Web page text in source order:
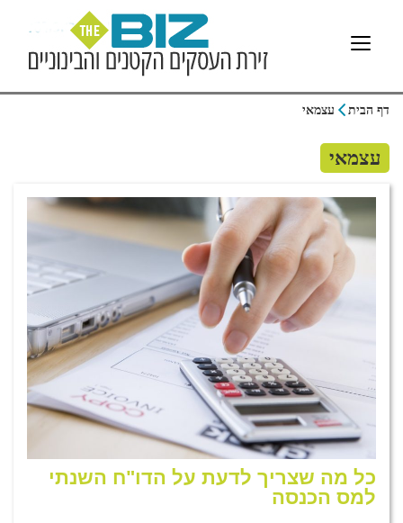
דף הבית עצמאי
עצמאי
כל מה שצריך לדעת על הדו"ח השנתי
למס הכנסה